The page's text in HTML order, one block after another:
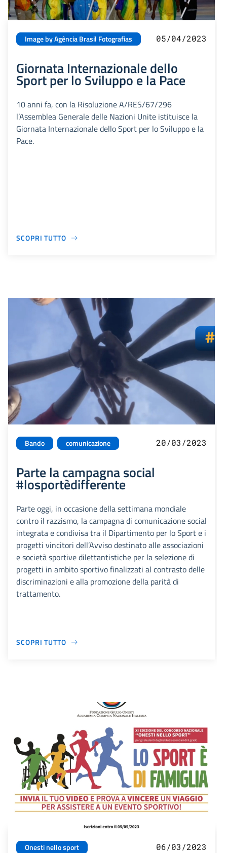
Image by Agência Brasil Fotografias 05/04/2023
Giornata Internazionale dello
Sport per lo Sviluppo e la Pace
10 anni fa, con la Risoluzione A/RES/67/296
l’Assemblea Generale delle Nazioni Unite istituisce la
Giornata Internazionale dello Sport per lo Sviluppo e la
Pace.
SCOPRI TUTTO
Bando comunicazione 20/03/2023
Parte la campagna social
#losportèdifferente
Parte oggi, in occasione della settimana mondiale
contro il razzismo, la campagna di comunicazione social
integrata e condivisa tra il Dipartimento per lo Sport e i
progetti vincitori dell’Avviso destinato alle associazioni
e società sportive dilettantistiche per la selezione di
progetti in ambito sportivo finalizzati al contrasto delle
discriminazioni e alla promozione della parità di
trattamento.
SCOPRI TUTTO
Onesti nello sport 06/03/2023